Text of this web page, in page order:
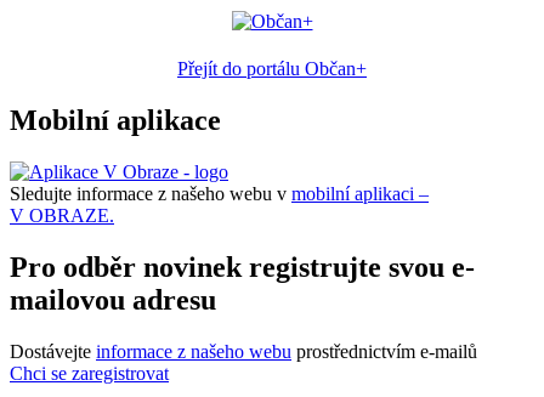
Přejít do portálu Občan+
Mobilní aplikace
Sledujte informace z našeho webu v mobilní aplikaci –
V OBRAZE.
Pro odběr novinek registrujte svou e-
mailovou adresu
Dostávejte informace z našeho webu prostřednictvím e-mailů
Chci se zaregistrovat